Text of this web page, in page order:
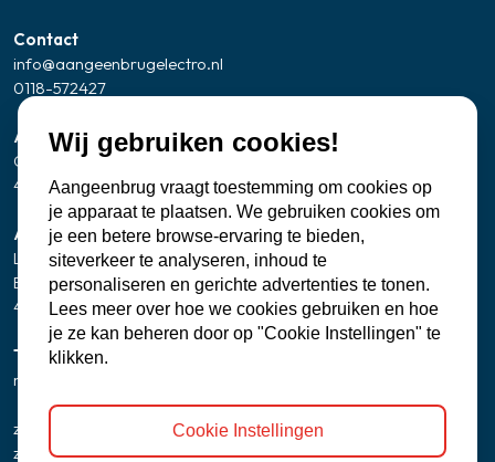
Contact
info@aangeenbrugelectro.nl
0118-572427
Adresgegevens Showroom/kantoor
Oude Zandweg 24
4361 SK Westkapelle
Adresgegevens servicepunt Zierikzee
Let op: geen bezoekadres
Banjaartstraat 2 - 0005
4301 RR Zierikzee
Telefonisch bereikbaar
ma t/m vr
13:00 - 17:00 uur
zaterdag
9:30 uur - 15:00 uur
zondag
gesloten
Wij gebruiken cookies!
Aangeenbrug vraagt toestemming om cookies op
je apparaat te plaatsen. We gebruiken cookies om
je een betere browse-ervaring te bieden,
siteverkeer te analyseren, inhoud te
personaliseren en gerichte advertenties te tonen.
Lees meer over hoe we cookies gebruiken en hoe
je ze kan beheren door op "Cookie Instellingen" te
klikken.
Cookie Instellingen